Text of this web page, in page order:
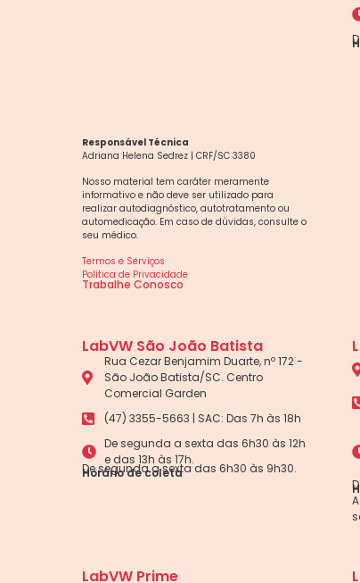
Responsável Técnica
Adriana Helena Sedrez | CRF/SC 3380
Nosso material tem caráter meramente
informativo e não deve ser utilizado para
realizar autodiagnóstico, autotratamento ou
automedicação. Em caso de dúvidas, consulte o
seu médico.
Termos e Serviços
Política de Privacidade
Trabalhe Conosco
LabVW São João Batista
Rua Cezar Benjamim Duarte, nº 172 -
São João Batista/SC. Centro
Comercial Garden
(47) 3355-5663 | SAC: Das 7h às 18h
De segunda a sexta das 6h30 às 12h
e das 13h às 17h.
Horário de coleta
De segunda a sexta das 6h30 às 9h30.
LabVW Prime